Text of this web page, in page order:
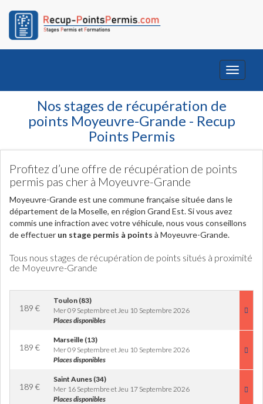
Toggle
Nos stages de récupération de
points Moyeuvre-Grande - Recup
Points Permis
Profitez d’une offre de récupération de points
permis pas cher à Moyeuvre-Grande
Moyeuvre-Grande est une commune française située dans le
département de la Moselle, en région Grand Est. Si vous avez
commis une infraction avec votre véhicule, nous vous conseillons
de effectuer un stage permis à points à Moyeuvre-Grande.
Tous nous stages de récupération de points situés à proximité
de Moyeuvre-Grande
189 €
Toulon (83)
Mer 09 Septembre et Jeu 10 Septembre 2026
Places disponibles
189 €
Marseille (13)
Mer 09 Septembre et Jeu 10 Septembre 2026
Places disponibles
189 €
Saint Aunes (34)
Mer 16 Septembre et Jeu 17 Septembre 2026
Places disponibles